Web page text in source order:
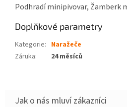
Podhradí minipivovar, Žamberk
Doplňkové parametry
Kategorie: Naražeče
Záruka: 24 měsíců